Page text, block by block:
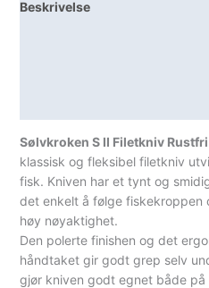
cm
Beskrivelse
Sølvkroken S II Filetkniv
klassisk og fleksibel filetkniv
fisk. Kniven har et tynt og
det enkelt å følge fiskekroppen
høy nøyaktighet.
Den polerte finishen og det
håndtaket gir godt grep selv
gjør kniven godt egnet både